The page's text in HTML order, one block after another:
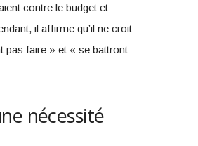
contre le budget et
il affirme qu’il ne croit
pas faire » et « se battront
nécessité